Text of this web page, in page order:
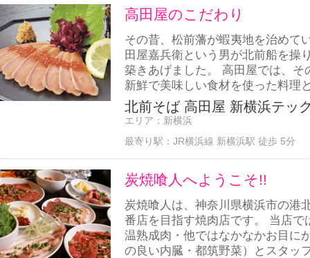
高田屋のこだわり
その昔、松前藩が蝦夷地を治めて
田屋嘉兵衛という男が北前船を操
築きあげました。 高田屋では、
新鮮で美味しい食材を使った料理
北前そば 高田屋 新横浜テッ
エリア： 新横浜
最寄り駅： JR横浜線 新横浜駅 徒歩 5分
炭焼喰人へようこそ!!
炭焼喰人は、神奈川県横浜市の港
番店を目指す焼肉店です。 当店
温熟成肉・他ではなかなかお目に
の良い内臓・都筑野菜）とスタッ